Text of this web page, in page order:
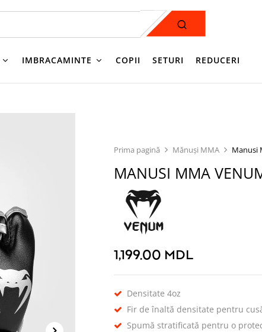
IMBRACAMINTE COPII SETURI REDUCERI
Prima pagină Mănuși MMA Manusi
MANUSI MMA
1,199.00 MDL
Densitate 4oz
Fir de înaltă densitate pentru
Spumă stratificată pentru o